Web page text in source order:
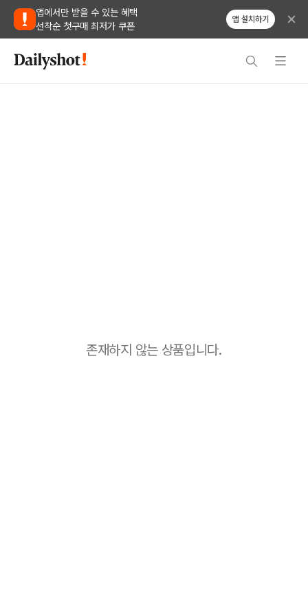
앱에서만 받을 수 있는 혜택
선착순 첫구매 최저가 쿠폰
앱 설치하기
존재하지 않는 상품입니다.